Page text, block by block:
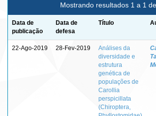
Mostrando resultados 1 a 1
Data de
publicação
Data de
defesa
Título
22-Ago-2019 28-Fev-2019
Análises da
diversidade e
estrutura
genética de
populações de
Carollia
perspicillata
(Chiroptera,